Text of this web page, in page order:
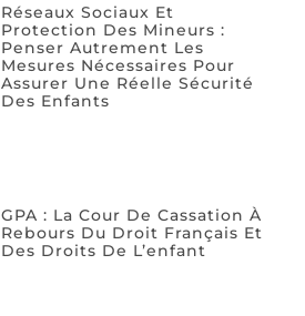
Réseaux Sociaux Et
Protection Des Mineurs :
Penser Autrement Les
Mesures Nécessaires Pour
Assurer Une Réelle Sécurité
Des Enfants
GPA : La Cour De Cassation À
Rebours Du Droit Français Et
Des Droits De L’enfant